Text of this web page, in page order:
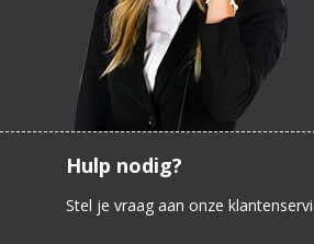
Hulp nodig?
Stel je vraag aan onze